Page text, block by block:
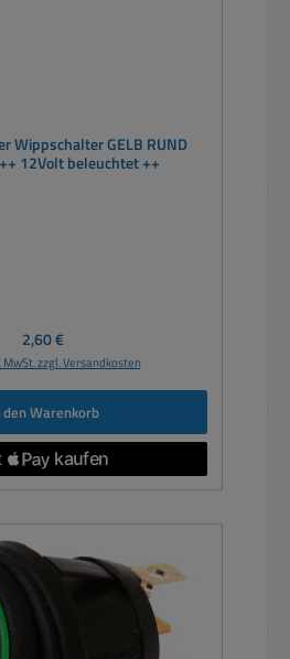
Wippschalter GELB RUND
12Volt beleuchtet ++
Regulärer Preis:
2,60 €
MwSt. zzgl. Versandkosten
den Warenkorb